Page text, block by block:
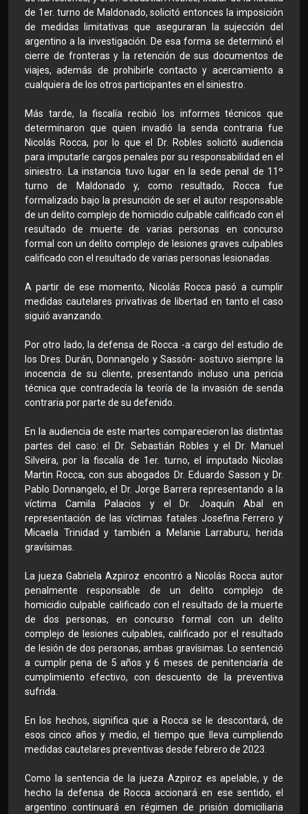
de 1er. turno de Maldonado, solicitó entonces la imposición
de medidas limitativas que aseguraran la sujección del
argentino a la investigación. De esa forma se determinó el
cierre de fronteras y la retención de sus documentos de
viajes, además de prohibirle contacto y acercamiento a
cualquiera de los otros participantes en el siniestro.
Más tarde, la fiscalía recibió los informes técnicos que
determinaron que quien invadió la senda contraria fue
Nicolás Rocca, por lo que el Dr. Robles solicitó audiencia
para imputarle cargos penales por su responsabilidad en el
siniestro. La instancia tuvo lugar en la sede penal de 11º
turno de Maldonado y, como resultado, Rocca fue
formalizado bajo la presunción de ser el autor responsable
de un delito complejo de homicidio culpable calificado con el
resultado de muerte de varias personas en concurso
formal con un delito complejo de lesiones graves culpables
calificado con el resultado de varias personas lesionadas.
A partir de ese momento, Nicolás Rocca pasó a cumplir
medidas cautelares privativas de libertad en tanto el caso
siguió avanzando.
Por otro lado, la defensa de Rocca -a cargo del estudio de
los Dres. Durán, Donnangelo y Sassón- sostuvo siempre la
inocencia de su cliente, presentando incluso una pericia
técnica que contradecía la teoría de la invasión de senda
contraria por parte de su defenido.
En la audiencia de este martes comparecieron las distintas
partes del caso: el Dr. Sebastián Robles y el Dr. Manuel
Silveira, por la fiscalía de 1er. turno, el imputado Nicolas
Martin Rocca, con sus abogados Dr. Eduardo Sasson y Dr.
Pablo Donnangelo, el Dr. Jorge Barrera representando a la
víctima Camila Palacios y el Dr. Joaquín Abal en
representación de las víctimas fatales Josefina Ferrero y
Micaela Trinidad y también a Melanie Larraburu, herida
gravísimas.
La jueza Gabriela Azpiroz encontró a Nicolás Rocca autor
penalmente responsable de un delito complejo de
homicidio culpable calificado con el resultado de la muerte
de dos personas, en concurso formal con un delito
complejo de lesiones culpables, calificado por el resultado
de lesión de dos personas, ambas gravísimas. Lo sentenció
a cumplir pena de 5 años y 6 meses de penitenciaría de
cumplimiento efectivo, con descuento de la preventiva
sufrida.
En los hechos, significa que a Rocca se le descontará, de
esos cinco años y medio, el tiempo que lleva cumpliendo
medidas cautelares preventivas desde febrero de 2023.
Como la sentencia de la jueza Azpiroz es apelable, y de
hecho la defensa de Rocca accionará en ese sentido, el
argentino continuará en régimen de prisión domiciliaria